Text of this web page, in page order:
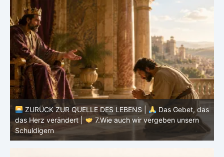
ZUR QUELLE DES LEBENS |
Das Gebet, das
verändert |
7.Wie auch wir vergeben unsern
ZURÜCK
das Herz